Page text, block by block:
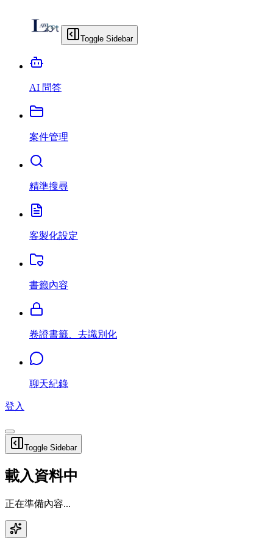
Toggle Sidebar
AI 問答
案件管理
精準搜尋
客製化設定
書籤內容
卷證書籤、去識別化
聊天紀錄
登入
Toggle Sidebar
載入資料中
正在準備內容...